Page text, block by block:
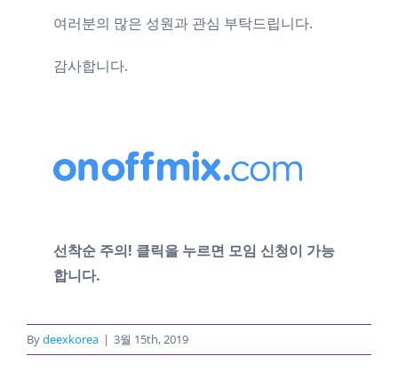
여러분의 많은 성원과 관심 부탁드립니다.
감사합니다.
선착순 주의! 클릭을 누르면 모임 신청이 가능
합니다.
Bydeexkorea | 3월 15th, 2019